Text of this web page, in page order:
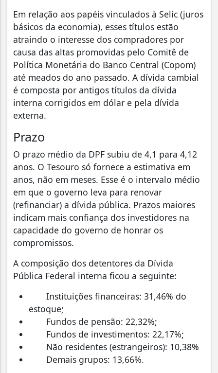
Em relação aos papéis vinculados à Selic (juros
básicos da economia), esses títulos estão
atraindo o interesse dos compradores por
causa das altas promovidas pelo Comitê de
Política Monetária do Banco Central (Copom)
até meados do ano passado. A dívida cambial
é composta por antigos títulos da dívida
interna corrigidos em dólar e pela dívida
externa.
Prazo
O prazo médio da DPF subiu de 4,1 para 4,12
anos. O Tesouro só fornece a estimativa em
anos, não em meses. Esse é o intervalo médio
em que o governo leva para renovar
(refinanciar) a dívida pública. Prazos maiores
indicam mais confiança dos investidores na
capacidade do governo de honrar os
compromissos.
A composição dos detentores da Dívida
Pública Federal interna ficou a seguinte:
Instituições financeiras: 31,46% do
estoque;
Fundos de pensão: 22,32%;
Fundos de investimentos: 22,17%;
Não residentes (estrangeiros): 10,38%
Demais grupos: 13,66%.